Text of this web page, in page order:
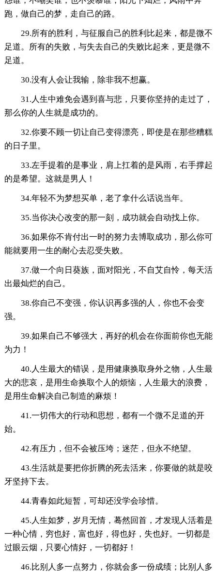
跑，做自己的梦，走自己的路。
29.所有的胜利，与征服自己的胜利比起来，都是微不
足道。所有的失败，与失去自己的失败比起来，更是微不
足道。
30.没有人会让我输，除非我不想赢。
31.人生中难免会遇到喜与悲，只要你坚持的走过了，
那么你的人生就是成功的。
32.你要不顾一切让自己变得漂亮，即使是在那些糟糕
的日子里。
33.左手提着的是事业，肩上扛着的是风雨，右手撑起
的是希望。这就是男人！
34.年轻不为梦想买单，老了拿什么话说当年。
35.当你决心改变的那一刻，成功就会自动找上你。
36.如果你不肯付出一时的努力去博取成功，那么你可
能就要用一生的耐心去忍受失败。
37.做一个向日葵族，面对阳光，不自艾自怜，每天活
出最灿烂的自己。
38.你自己不变强，你认识再多强的人，你也不会变
强。
39.如果自己不够强大，再好的机会在你面前你也无能
为力！
40.人生最大的错误，是用健康换取身外之物，人生最
大的悲哀，是用生命换取个人的烦恼，人生最大的浪费，
是用生命解决自己制造的麻烦！
41.一切伟大的行动和思想，都有一个微不足道的开
始。
42.有压力，但不会被压垮；迷茫，但永不绝望。
43.生活就是要把你折腾的死去活来，你要做的就是咬
牙坚持下去。
44.青春如此短暂，可却还没学会珍惜。
45.人生如梦，岁月无情，蓦然回首，才发现人活着是
一种心情，穷也好，富也好，得也好，失也好。一切都是
过眼云烟，只要心情好，一切都好！
46.比别人多一点努力，你就会多一份成绩；比别人多